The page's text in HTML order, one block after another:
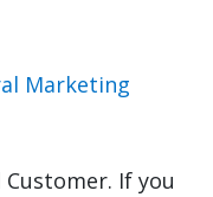
Marketing
If you